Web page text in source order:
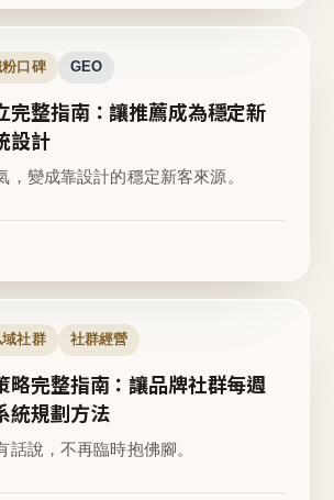
粉口碑 GEO
完整指南：讓推薦成為穩定新
設計
，變成靠設計的穩定新客來源。
域社群 社群經營
略完整指南：讓品牌社群每週
統規劃方法
話說，不再臨時抱佛腳。